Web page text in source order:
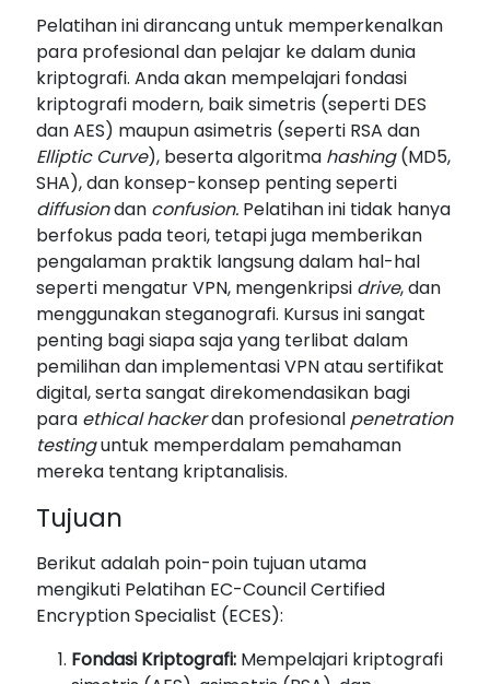
Pelatihan ini dirancang untuk memperkenalkan
para profesional dan pelajar ke dalam dunia
kriptografi. Anda akan mempelajari fondasi
kriptografi modern, baik simetris (seperti DES
dan AES) maupun asimetris (seperti RSA dan
Elliptic Curve), beserta algoritma hashing(MD5,
SHA), dan konsep-konsep penting seperti
diffusiondan confusion. Pelatihan ini tidak hanya
berfokus pada teori, tetapi juga memberikan
pengalaman praktik langsung dalam hal-hal
seperti mengatur VPN, mengenkripsi drive, dan
menggunakan steganografi. Kursus ini sangat
penting bagi siapa saja yang terlibat dalam
pemilihan dan implementasi VPN atau sertifikat
digital, serta sangat direkomendasikan bagi
para ethical hackerdan profesional penetration
testinguntuk memperdalam pemahaman
mereka tentang kriptanalisis.
Tujuan
Berikut adalah poin-poin tujuan utama
mengikuti Pelatihan EC-Council Certified
Encryption Specialist (ECES):
Fondasi Kriptografi: Mempelajari kriptografi